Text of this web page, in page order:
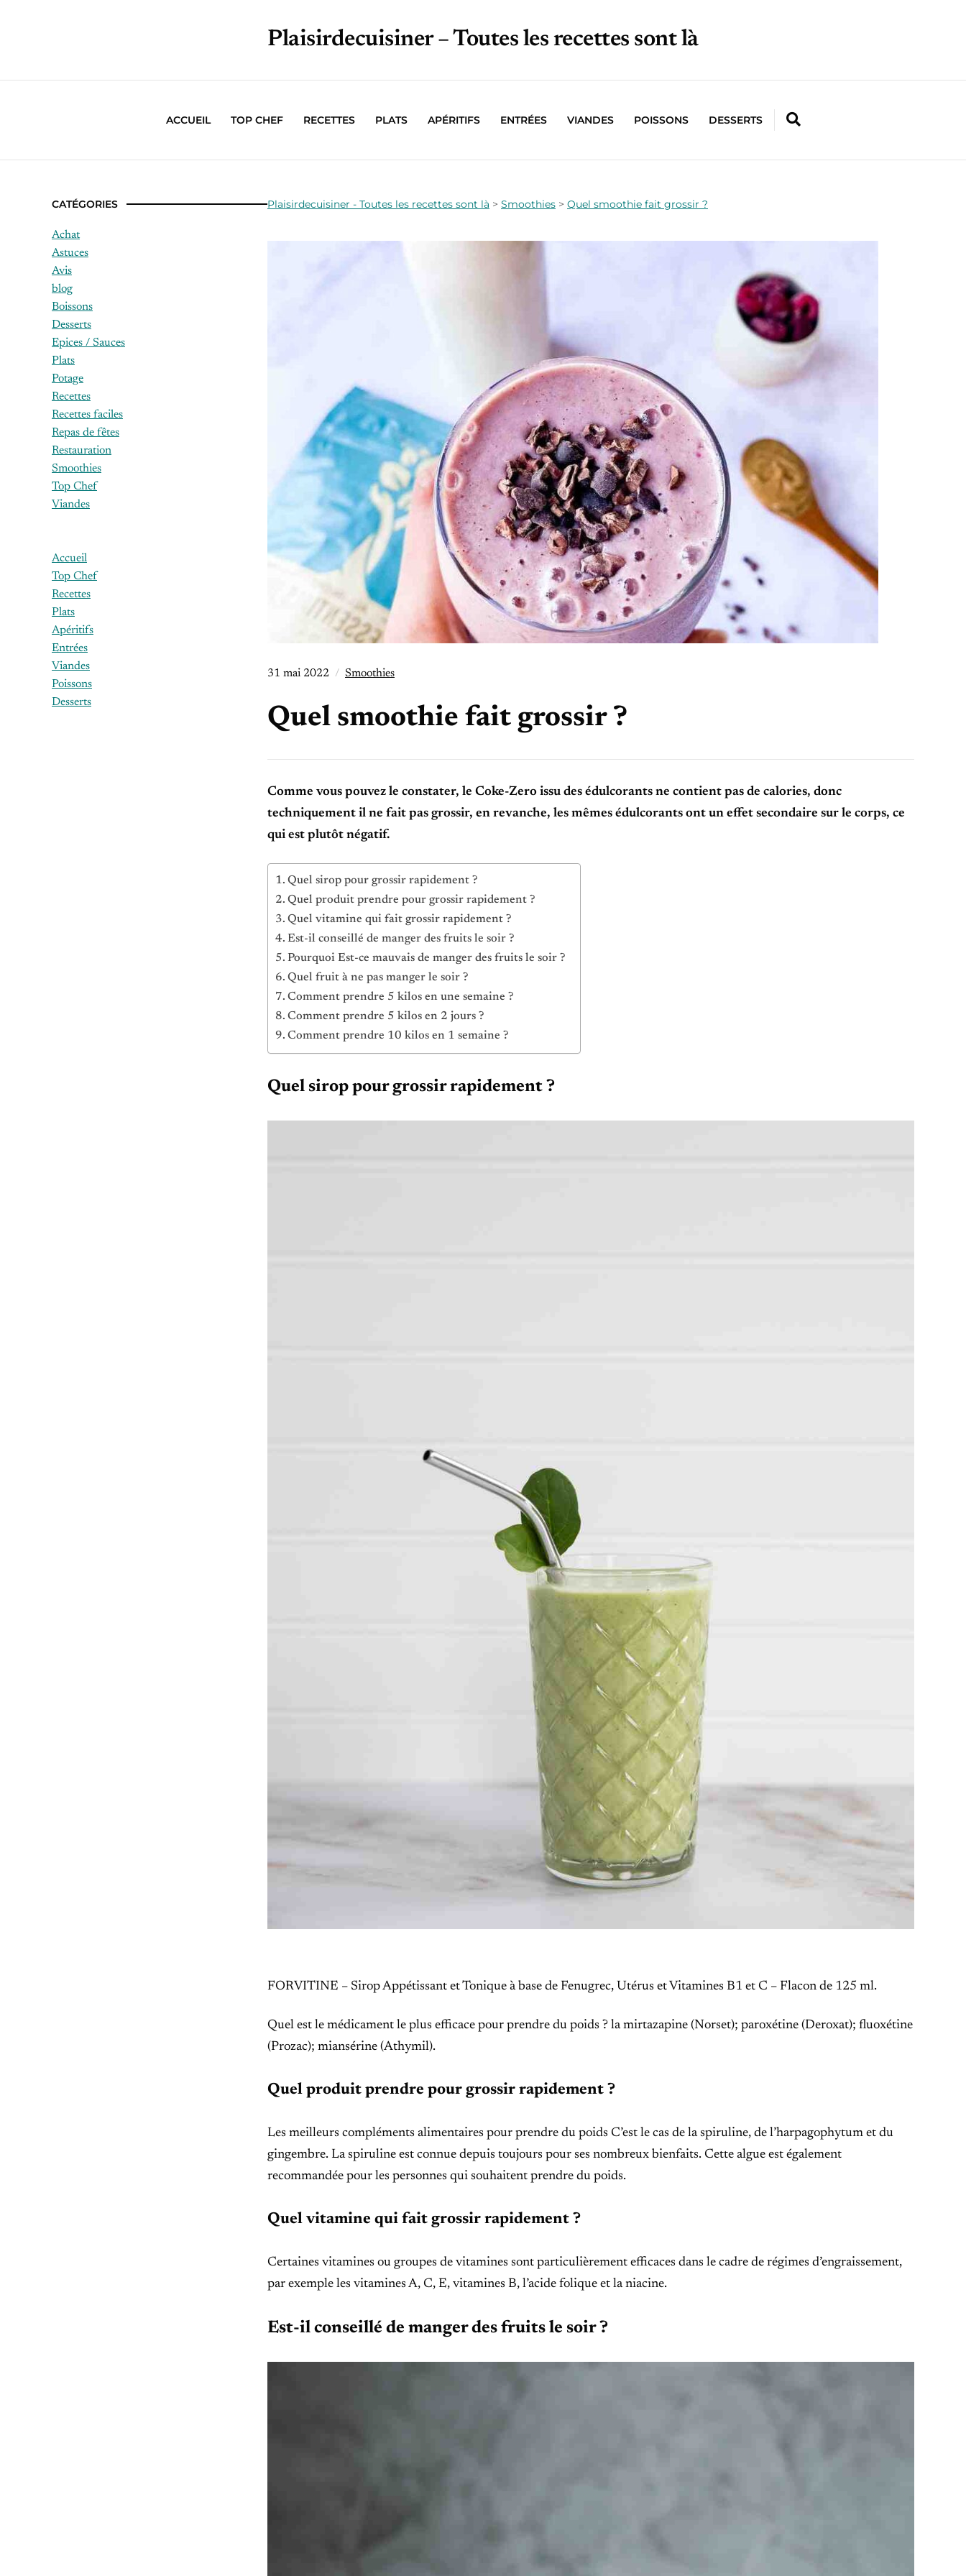
Plaisirdecuisiner – Toutes les recettes sont là
ACCUEIL TOP CHEF RECETTES PLATS APÉRITIFS ENTRÉES VIANDES POISSONS DESSERTS
Plaisirdecuisiner - Toutes les recettes sont là > Smoothies > Quel smoothie fait grossir ?
31 mai 2022 Smoothies
Quel smoothie fait grossir ?
Comme vous pouvez le constater, le Coke-Zero issu des édulcorants ne contient pas de calories, donc
techniquement il ne fait pas grossir, en revanche, les mêmes édulcorants ont un effet secondaire sur le corps, ce
qui est plutôt négatif.
Quel sirop pour grossir rapidement ?
Quel produit prendre pour grossir rapidement ?
Quel vitamine qui fait grossir rapidement ?
Est-il conseillé de manger des fruits le soir ?
Pourquoi Est-ce mauvais de manger des fruits le soir ?
Quel fruit à ne pas manger le soir ?
Comment prendre 5 kilos en une semaine ?
Comment prendre 5 kilos en 2 jours ?
Comment prendre 10 kilos en 1 semaine ?
Quel sirop pour grossir rapidement ?
FORVITINE – Sirop Appétissant et Tonique à base de Fenugrec, Utérus et Vitamines B1 et C – Flacon de 125 ml.
Quel est le médicament le plus efficace pour prendre du poids ? la mirtazapine (Norset); paroxétine (Deroxat); fluoxétine
(Prozac); miansérine (Athymil).
Quel produit prendre pour grossir rapidement ?
Les meilleurs compléments alimentaires pour prendre du poids C’est le cas de la spiruline, de l’harpagophytum et du
gingembre. La spiruline est connue depuis toujours pour ses nombreux bienfaits. Cette algue est également
recommandée pour les personnes qui souhaitent prendre du poids.
Quel vitamine qui fait grossir rapidement ?
Certaines vitamines ou groupes de vitamines sont particulièrement efficaces dans le cadre de régimes d’engraissement,
par exemple les vitamines A, C, E, vitamines B, l’acide folique et la niacine.
Est-il conseillé de manger des fruits le soir ?
CATÉGORIES
Achat
Astuces
Avis
blog
Boissons
Desserts
Epices / Sauces
Plats
Potage
Recettes
Recettes faciles
Repas de fêtes
Restauration
Smoothies
Top Chef
Viandes
Accueil
Top Chef
Recettes
Plats
Apéritifs
Entrées
Viandes
Poissons
Desserts